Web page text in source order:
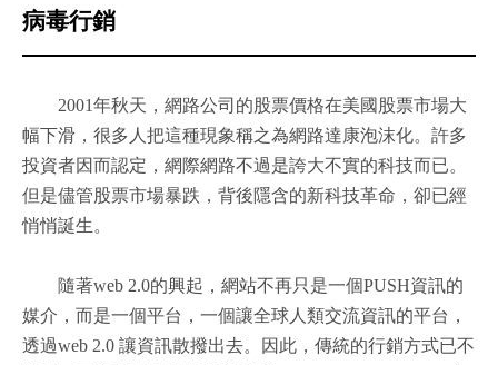
病毒行銷
2001年秋天，網路公司的股票價格在美國股票市場大
幅下滑，很多人把這種現象稱之為網路達康泡沫化。許多
投資者因而認定，網際網路不過是誇大不實的科技而已。
但是儘管股票市場暴跌，背後隱含的新科技革命，卻已經
悄悄誕生。
隨著web 2.0的興起，網站不再只是一個PUSH資訊的
媒介，而是一個平台，一個讓全球人類交流資訊的平台，
透過web 2.0 讓資訊散撥出去。因此，傳統的行銷方式已不